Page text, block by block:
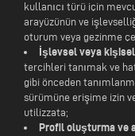
kullanıcı türü için
arayüzünün ve
oturum veya gezinme
İşlevsel veya
tercihleri tanımak ve
gibi önceden
sürümüne erişime izin
utilizzata;
Profil oluşturma ve